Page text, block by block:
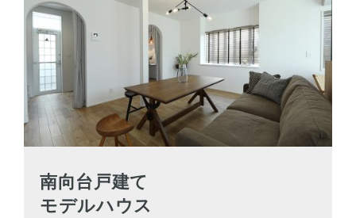
南向台戸建て
モデルハウス